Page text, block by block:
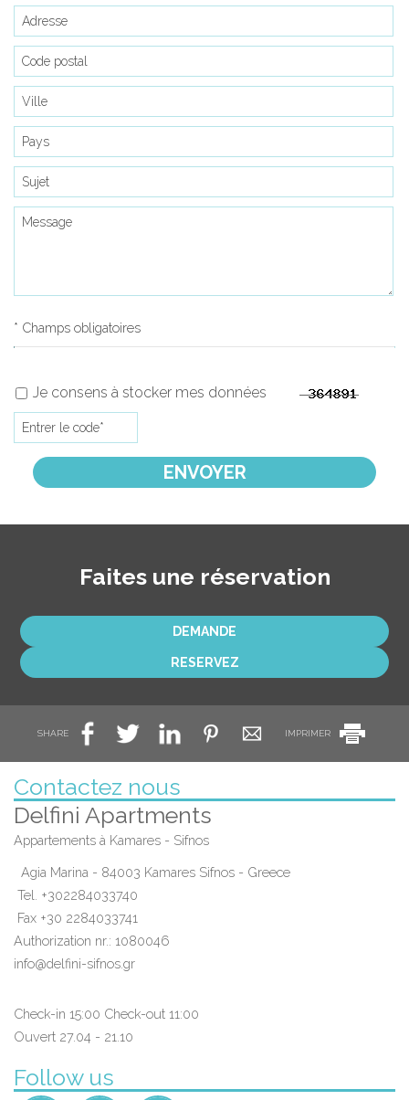
* Champs obligatoires
Je consens à stocker mes données
ENVOYER
Faites une réservation
DEMANDE
RESERVEZ
SHARE IMPRIMER
Contactez nous
Delfini Apartments
Appartements à Kamares - Sifnos
Agia Marina - 84003 Kamares Sifnos - Greece
Tel. +302284033740
Fax +30 2284033741
Authorization nr.: 1080046
info@delfini-sifnos.gr
Check-in 15:00 Check-out 11:00
Ouvert 27.04 - 21.10
Follow us